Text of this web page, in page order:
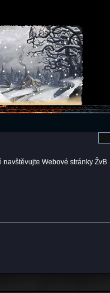
navštěvujte Webové stránky ŽvB